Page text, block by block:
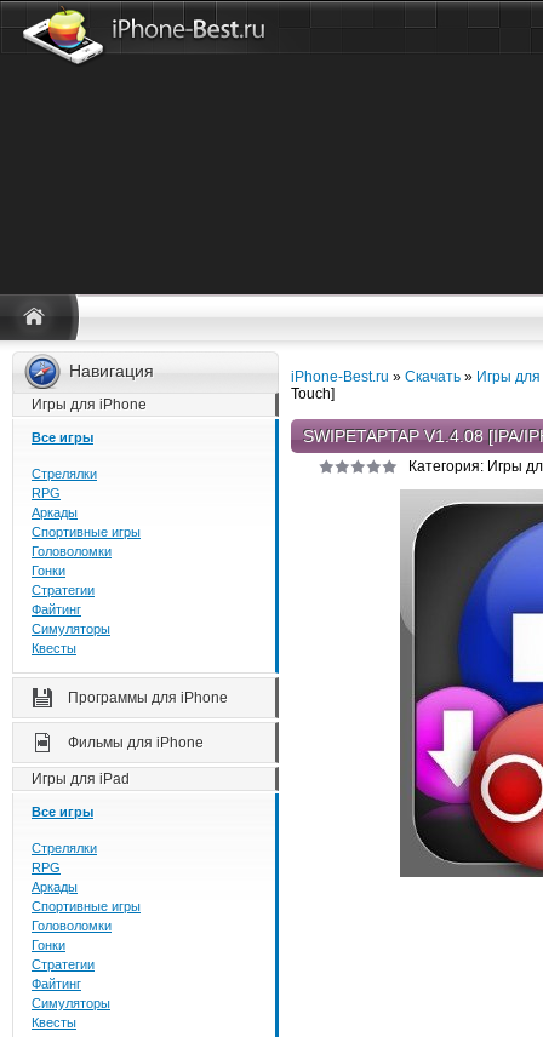
Навигация
Игры для iPhone
Все игры
Стрелялки
RPG
Аркады
Спортивные игры
Головоломки
Гонки
Стратегии
Файтинг
Симуляторы
Квесты
Программы для iPhone
Фильмы для iPhone
Игры для iPad
Все игры
Стрелялки
RPG
Аркады
Спортивные игры
Головоломки
Гонки
Стратегии
Файтинг
Симуляторы
Квесты
iPhone-Best.ru » Скачать » Игры
Touch]
SWIPETAPTAP V1.4.08 [IPA/
Категория: Игры